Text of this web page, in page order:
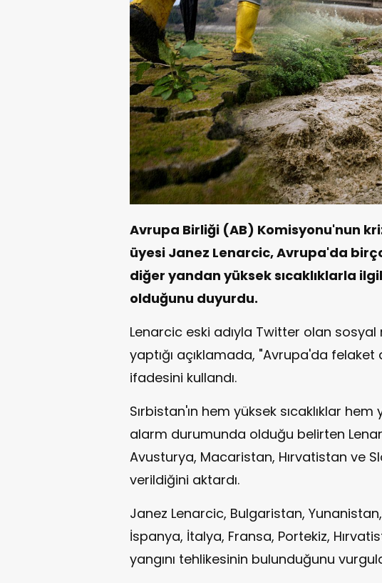
Avrupa Birliği (AB) Komisyonu'nun
üyesi Janez Lenarcic, Avrupa'da
diğer yandan yüksek sıcaklıklarla
olduğunu duyurdu.
Lenarcic eski adıyla Twitter olan
yaptığı açıklamada, "Avrupa'da
ifadesini kullandı.
Sırbistan'ın hem yüksek sıcaklıklar hem
alarm durumunda olduğu belirten
Avusturya, Macaristan, Hırvatistan ve
verildiğini aktardı.
Janez Lenarcic, Bulgaristan,
İspanya, İtalya, Fransa, Portekiz,
yangını tehlikesinin bulunduğunu